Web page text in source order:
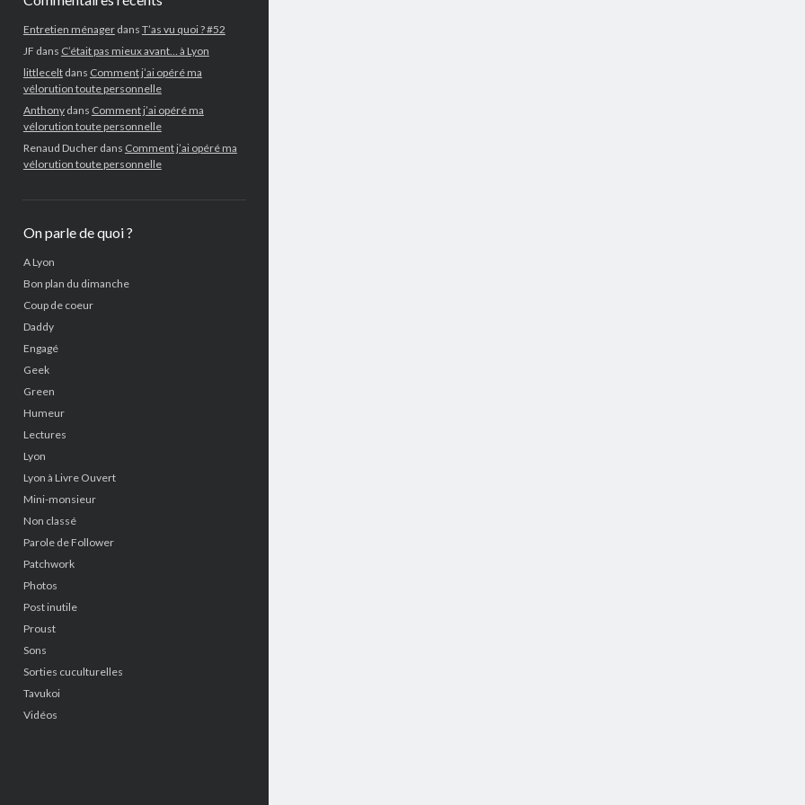
Entretien ménagerdans T’as vu quoi ? #52
JF dans C’était pas mieux avant… à Lyon
littleceltdans Comment j’ai opéré ma
vélorution toute personnelle
Anthonydans Comment j’ai opéré ma
vélorution toute personnelle
Renaud Ducherdans Comment j’ai opéré ma
vélorution toute personnelle
On parle de quoi ?
A Lyon
Bon plan du dimanche
Coup de coeur
Daddy
Engagé
Geek
Green
Humeur
Lectures
Lyon
Lyon à Livre Ouvert
Mini-monsieur
Non classé
Parole de Follower
Patchwork
Photos
Post inutile
Proust
Sons
Sorties cuculturelles
Tavukoi
Vidéos